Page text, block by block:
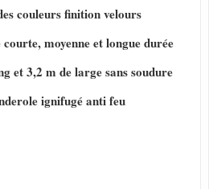
couleurs finition velours
moyenne et longue durée
et 3,2 m de large sans soudure
ignifugé anti feu